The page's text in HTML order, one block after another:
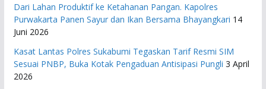
Dari Lahan Produktif ke Ketahanan Pangan. Kapolres
Purwakarta Panen Sayur dan Ikan Bersama Bhayangkari 14
Juni 2026
Kasat Lantas Polres Sukabumi Tegaskan Tarif Resmi SIM
Sesuai PNBP, Buka Kotak Pengaduan Antisipasi Pungli 3 April
2026